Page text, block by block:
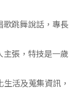
歌跳舞說話，專長
主張，特技是一歲
活及蒐集資訊，